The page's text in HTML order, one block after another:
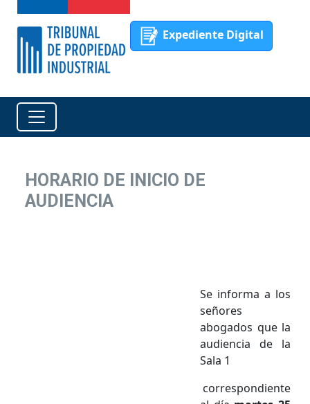
Expediente Digital
HORARIO DE INICIO DE
AUDIENCIA
Se informa a los
señores
abogados que la
audiencia de la
Sala 1
correspondiente